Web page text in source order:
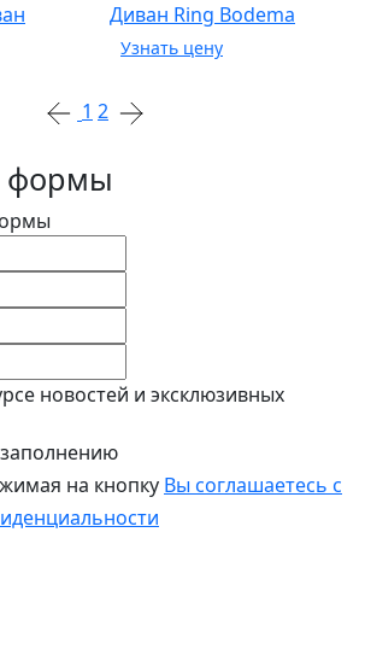
Диван Ring Bodema
1 2
формы
новостей и эксклюзивных
на кнопку Вы соглашаетесь с